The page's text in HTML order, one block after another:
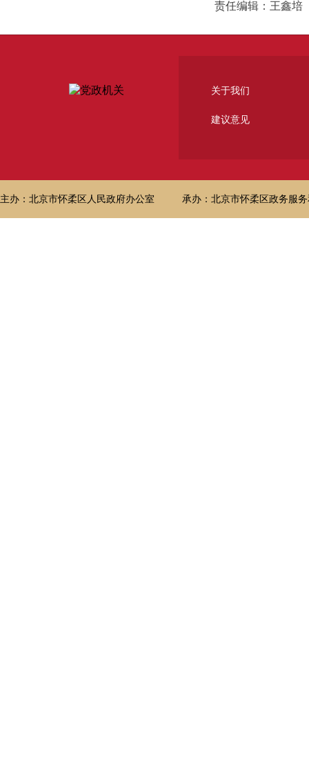
责任编辑：王鑫培
关于我们
建议意见
主办：北京市怀柔区人民政府办公室 承办：北京市怀柔区政务服